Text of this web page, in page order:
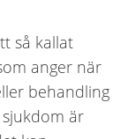
så kallat
anger när
behandling
är